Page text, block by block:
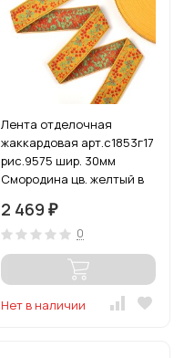
Лента отделочная
жаккардовая арт.с1853г17
рис.9575 шир. 30мм
Смородина цв. желтый в
2 469 ₽
0
Нет в наличии